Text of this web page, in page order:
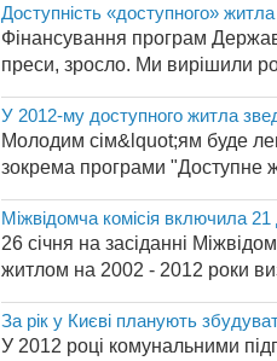
Доступність «доступного» житла
Фінансування програм
преси, зросло. Ми вирішили
У 2012-му доступного житла
Молодим сім&lquot;ям буде
зокрема програми "Доступне
Міжвідомча комісія включила
26 січня на засіданні
житлом на 2002 - 2012 роки
За рік у Києві планують
У 2012 році комунальними